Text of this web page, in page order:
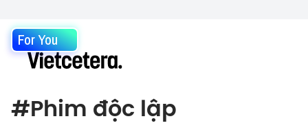
For You
#Phim độc lập